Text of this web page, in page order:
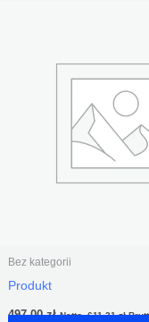
Bez kategorii
Produkt
497,00zł Netto,611,31zł